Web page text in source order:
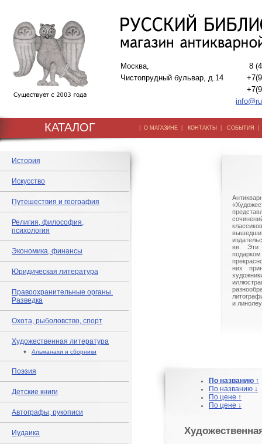
Москва,
Чистопрудный бульвар, д.14
8
КАТАЛОГ | О МАГАЗИНЕ | КОНТАКТЫ | СОБЫТИЯ
История
Искусство
Путешествия и география
Религия, философия,
психология
Экономика, финансы
Юридическая литература
Правоохранительные органы.
Разведка
Охота, рыболовство, спорт
Художественная литература
♦ Альманахи и сборники
Поэзия
Детские книги
Автографы, рукописи
Иудаика
вв. Эти
них
и
По названию ↑
По названию ↓
По цене ↑
По цене ↓